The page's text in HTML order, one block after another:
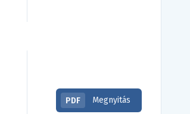
PDF Megnyitás